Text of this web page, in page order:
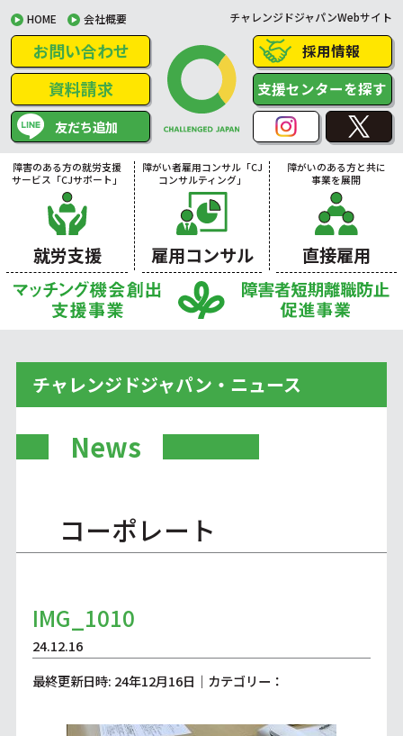
HOME 会社概要 チャレンジドジャパンWebサイト
お問い合わせ
資料請求
友だち追加
採用情報
支援センターを探す
障害のある方の就労支援
サービス「CJサポート」
就労支援
障がい者雇用コンサル「CJ
コンサルティング」
雇用コンサル
障がいのある方と共に
事業を展開
直接雇用
チャレンジドジャパン・ニュース
News
コーポレート
IMG_1010
24.12.16
最終更新日時: 24年12月16日｜カテゴリー：